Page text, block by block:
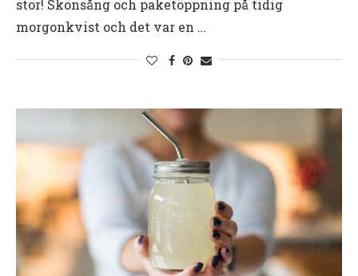
stor! Skönsång och paketöppning på tidig
morgonkvist och det var en …